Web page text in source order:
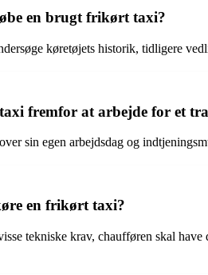
en brugt frikørt taxi?
køretøjets historik, tidligere
fremfor at arbejde for et
sin egen arbejdsdag og
en frikørt taxi?
tekniske krav, chaufføren skal